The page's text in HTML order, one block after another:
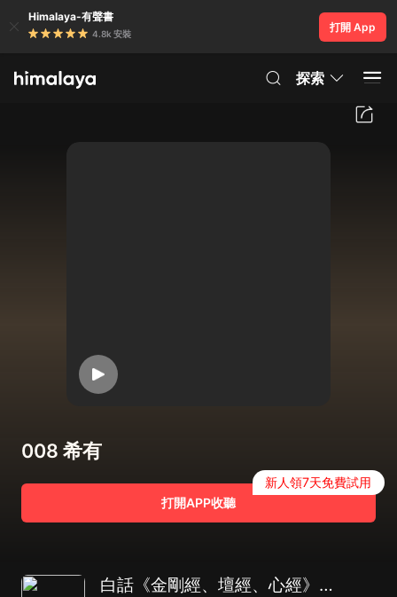
Himalaya-有聲書
4.8k 安裝
打開 App
探索
008 希有
打開APP收聽
新人領7天免費試用
白話《金剛經、壇經、心經》|佛教十三經